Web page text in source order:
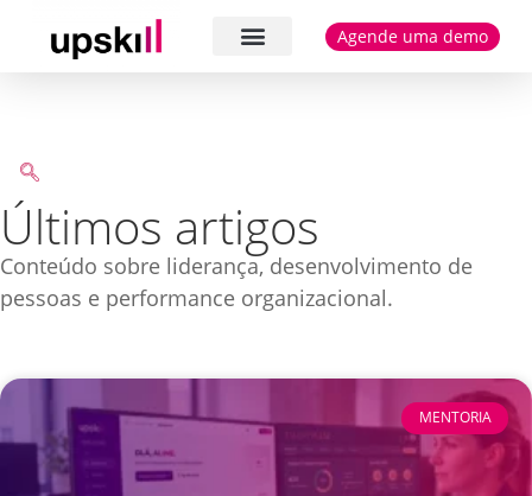
Agende uma demo
Últimos artigos
Conteúdo sobre liderança, desenvolvimento de
pessoas e performance organizacional.
MENTORIA